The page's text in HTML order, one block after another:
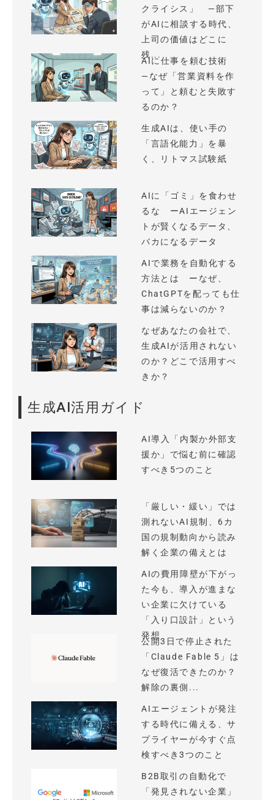
クライシス」 —部下
がAIに相談する時代、
上司の価値はどこに
残...
AIに仕事を頼む技術
—なぜ「営業資料を作
って」と頼むと失敗す
るのか？
生成AIは、使い手の
「言語化能力」を暴
く、リトマス試験紙
AIに「ゴミ」を食わせ
るな ーAIエージェン
トが賢くなるデータ、
バカになるデータ
AIで業務を自動化する
方法とは ーなぜ、
ChatGPTを配っても仕
事は減らないのか？
なぜあなたの会社で、
生成AIが活用されない
のか？どこで活用すべ
きか？
生成AI活用ガイド
AI導入「内製か外部支
援か」で悩む前に確認
すべき5つのこと
「厳しい・緩い」では
測れないAI規制、6カ
国の規制動向から読み
解く企業の備えとは
AIの費用障壁が下がっ
た今も、導入が進まな
い企業に欠けている
「入り口設計」という
発想
公開3日で停止された
「Claude Fable 5」は
なぜ復活できたのか？
解除の裏側...
AIエージェントが発注
する時代に備える、サ
プライヤーが今すぐ点
検すべき3つのこと
B2B取引の自動化で
「発見されない企業」